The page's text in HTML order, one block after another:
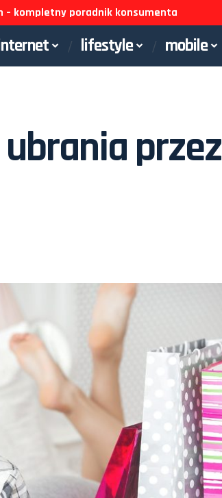
– kompletny poradnik konsumenta
lifestyle mobile
przez